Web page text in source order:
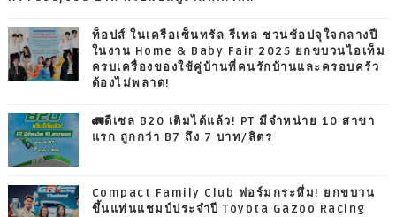
ท็อปส์ ในเครือเซ็นทรัล รีเทล ชวนช้อปจุใจกลางปี
ในงาน Home & Baby Fair 2025 ยกขบวนไอเท็ม
ครบเครื่องของใช้คู่บ้านที่คนรักบ้านและครอบครัว
ต้องไม่พลาด!
🚛ดีเซล B20 เติมได้แล้ว! PT มีจำหน่าย 10 สาขา
แรก ถูกกว่า B7 ถึง 7 บาท/ลิตร
Compact Family Club ฟอร์มกระหึ่ม! ยกขบวน
ขึ้นแท่นแชมป์ประจำปี Toyota Gazoo Racing